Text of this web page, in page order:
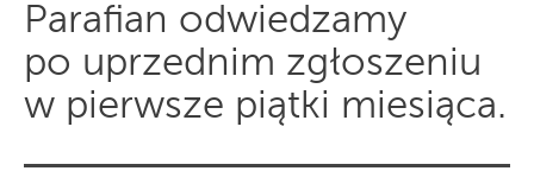
Parafian odwiedzamy
po uprzednim zgłoszeniu
w pierwsze piątki miesiąca.